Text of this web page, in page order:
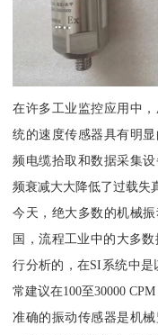
在许多工业监控应用中
统的速度传感器具有明
频电缆拾取和数据采集
频衰减大大降低了过载失
今天，绝大多数的机械
国，流程工业中的大多
行分析的，在SI系统中
常建议在100至30000
准确的振动传感器是机